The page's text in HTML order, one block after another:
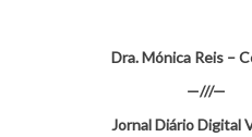
Dra. Mónica Reis –
—///—
Jornal Diário Digital